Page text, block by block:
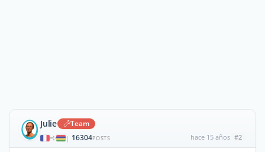
Julie Team
| 16304POSTS hace 15 años #2